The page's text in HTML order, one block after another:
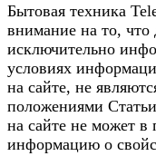
Бытовая техника
внимание на то, что
исключительно
условиях
на сайте, не
положениями
на сайте не может в
информацию о